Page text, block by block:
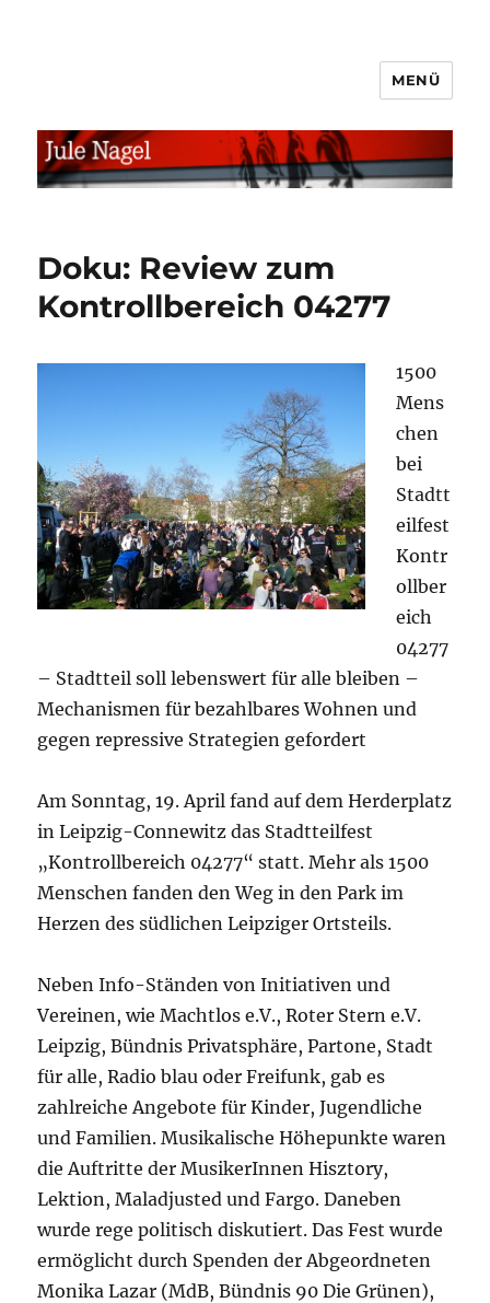
MENÜ
Doku: Review zum
Kontrollbereich 04277
1500
Mens
chen
bei
Stadtt
eilfest
Kontr
ollber
eich
04277
– Stadtteil soll lebenswert für alle bleiben –
Mechanismen für bezahlbares Wohnen und
gegen repressive Strategien gefordert
Am Sonntag, 19. April fand auf dem Herderplatz
in Leipzig-Connewitz das Stadtteilfest
„Kontrollbereich 04277“ statt. Mehr als 1500
Menschen fanden den Weg in den Park im
Herzen des südlichen Leipziger Ortsteils.
Neben Info-Ständen von Initiativen und
Vereinen, wie Machtlos e.V., Roter Stern e.V.
Leipzig, Bündnis Privatsphäre, Partone, Stadt
für alle, Radio blau oder Freifunk, gab es
zahlreiche Angebote für Kinder, Jugendliche
und Familien. Musikalische Höhepunkte waren
die Auftritte der MusikerInnen Hisztory,
Lektion, Maladjusted und Fargo. Daneben
wurde rege politisch diskutiert. Das Fest wurde
ermöglicht durch Spenden der Abgeordneten
Monika Lazar (MdB, Bündnis 90 Die Grünen),